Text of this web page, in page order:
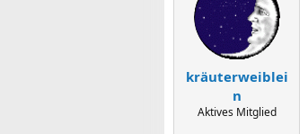
kräuterweiblei
n
Aktives Mitglied